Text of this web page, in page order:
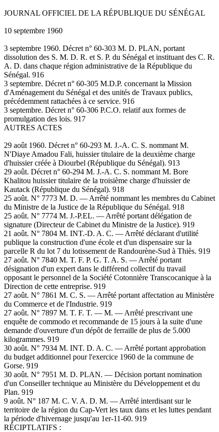
JOURNAL OFFICIEL DE LA RÉPUBLIQUE DU SÉNÉGAL
10 septembre 1960
3 septembre 1960. Décret n° 60-303 M. D. PLAN, portant
dissolution des S. M. D. R. et S. P. du Sénégal et instituant des C. R.
A. D. dans chaque région administrative de la République du
Sénégal. 916
3 septembre. Décret n° 60-305 M.D.P. concernant la Mission
d'Aménagement du Sénégal et des unités de Travaux publics,
précédemment rattachées à ce service. 916
3 septembre. Décret n° 60-306 P.C.O. relatif aux formes de
promulgation des lois. 917
AUTRES ACTES
29 août 1960. Décret n° 60-293 M. J.-A. C. S. nommant M.
N'Diaye Amadou Fali, huissier titulaire de la deuxième charge
d'huissier créée à Diourbel (République du Sénégal). 913
29 août. Décret n° 60-294 M. J.-A. C. S. nommant M. Bore
Khalitou huissier titulaire de la troisième charge d'huissier de
Kautack (République du Sénégal). 918
25 août. N° 7773 M. D. — Arrêté nommant les membres du Cabinet
du Ministre de la Justice de la République du Sénégal. 918
25 août. N° 7774 M. J.-P.EL. — Arrêté portant délégation de
signature (Directeur de Cabinet du Ministre de la Justice). 919
21 août. N° 7804 M. INT.-D. A. C. — Arrêté déclarant d'utilité
publique la construction d'une école et d'un dispensaire sur la
parcelle R du lot 7 du lotissement de Randourène-Sud à Thiès. 919
27 août. N° 7840 M. T. F. P. G. T. A. S. — Arrêté portant
désignation d'un expert dans le différend collectif du travail
opposant le personnel de la Société Cotonnière Transcocanique à la
Direction de cette entreprise. 919
27 août. N° 7861 M. C. S. — Arrêté portant affectation au Ministère
du Commerce et de l'Industrie. 919
27 août. N° 7897 M. T. F. T. — M. — Arrêté prescrivant une
enquête de commodo et recommande de 15 jours à la suite d'une
demande d'ouverture d'un dépôt de ferraille de plus de 5.000
kilogrammes. 919
30 août. N° 7934 M. INT. D. A. C. — Arrêté portant approbation
du budget additionnel pour l'exercice 1960 de la commune de
Gorse. 919
30 août. N° 7951 M. D. PLAN. — Décision portant nomination
d'un Conseiller technique au Ministère du Développement et du
Plan. 919
9 août. N° 187 M. C. V. A. D. M. — Arrêté interdisant sur le
territoire de la région du Cap-Vert les taux dans et les luttes pendant
la période d'hivernage jusqu'au 1er-11-60. 919
RÉCIPTLATIFS :